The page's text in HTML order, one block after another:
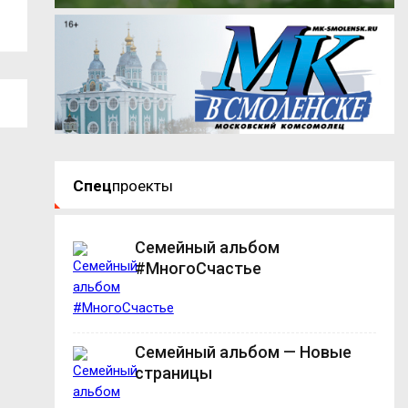
число...
получать...
Спецпроекты
Семейный альбом
#МногоСчастье
Семейный альбом — Новые
страницы